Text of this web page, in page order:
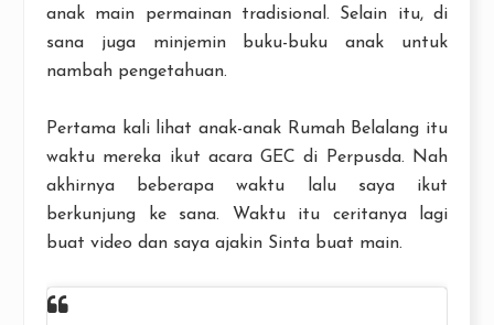
anak main permainan tradisional. Selain itu, di
sana juga minjemin buku-buku anak untuk
nambah pengetahuan.
Pertama kali lihat anak-anak Rumah Belalang itu
waktu mereka ikut acara GEC di Perpusda. Nah
akhirnya beberapa waktu lalu saya ikut
berkunjung ke sana. Waktu itu ceritanya lagi
buat video dan saya ajakin Sinta buat main.